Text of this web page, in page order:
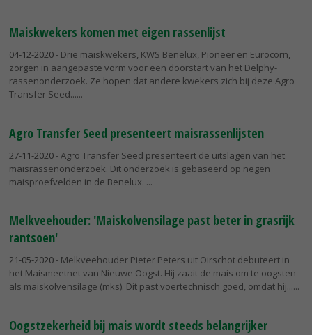
Maiskwekers komen met eigen rassenlijst
04-12-2020- Drie maiskwekers, KWS Benelux, Pioneer en Eurocorn,
zorgen in aangepaste vorm voor een doorstart van het Delphy-
rassenonderzoek. Ze hopen dat andere kwekers zich bij deze Agro
Transfer Seed...
Agro Transfer Seed presenteert maisrassenlijsten
27-11-2020- Agro Transfer Seed presenteert de uitslagen van het
maisrassenonderzoek. Dit onderzoek is gebaseerd op negen
maisproefvelden in de Benelux.
Melkveehouder: 'Maiskolvensilage past beter in grasrijk
rantsoen'
21-05-2020- Melkveehouder Pieter Peters uit Oirschot debuteert in
het Maismeetnet van Nieuwe Oogst. Hij zaait de mais om te oogsten
als maiskolvensilage (mks). Dit past voertechnisch goed, omdat hij...
Oogstzekerheid bij mais wordt steeds belangrijker